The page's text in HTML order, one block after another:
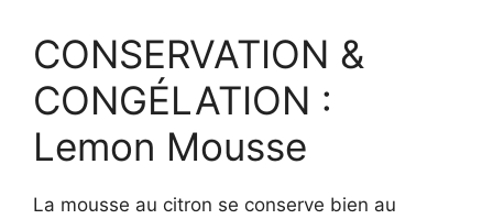
CONSERVATION &
CONGÉLATION :
Lemon Mousse
La mousse au citron se conserve bien au